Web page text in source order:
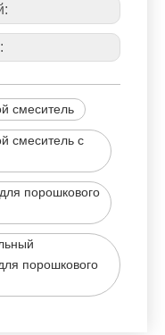
смеситель
смеситель с
порошкового
порошкового